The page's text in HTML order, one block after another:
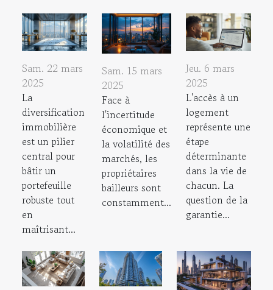
Sam. 22 mars
2025
La
diversification
immobilière
est un pilier
central pour
bâtir un
portefeuille
robuste tout
en
maîtrisant...
Sam. 15 mars
2025
Face à
l'incertitude
économique et
la volatilité des
marchés, les
propriétaires
bailleurs sont
constamment...
Jeu. 6 mars
2025
L'accès à un
logement
représente une
étape
déterminante
dans la vie de
chacun. La
question de la
garantie...